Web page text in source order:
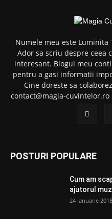
Numele meu este
Ador sa scriu despre ceea
interesant. Blogul meu
pentru a gasi informatii
Cine doreste sa
contact@magia-
POSTURI POPULARE
Cum am
ajutorul
24 ianuarie 2018